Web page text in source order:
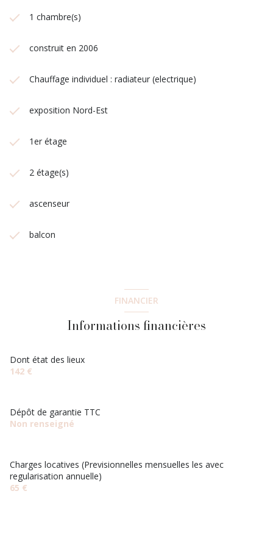
1 chambre(s)
construit en 2006
Chauffage individuel : radiateur (electrique)
exposition Nord-Est
1er étage
2 étage(s)
ascenseur
balcon
FINANCIER
Informations financières
Dont état des lieux
142 €
Dépôt de garantie TTC
Non renseigné
Charges locatives (Previsionnelles mensuelles les avec
regularisation annuelle)
65 €